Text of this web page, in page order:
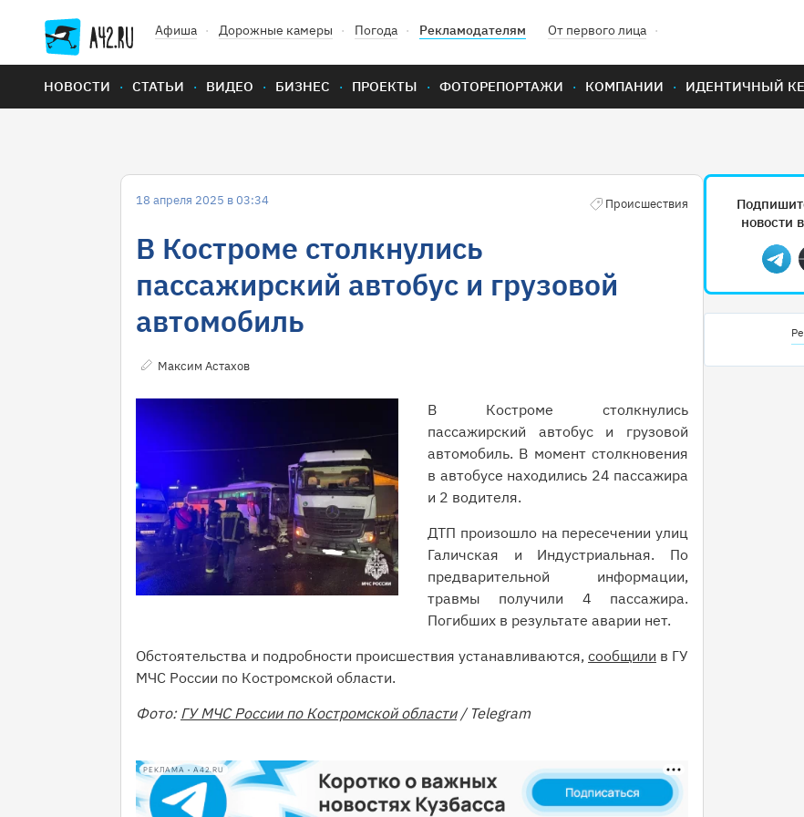
Афиша Дорожные камеры Погода Рекламодателям От первого лица
НОВОСТИ СТАТЬИ ВИДЕО БИЗНЕС ПРОЕКТЫ ФОТОРЕПОРТАЖИ КОМПАНИИ ИДЕНТИЧНЫЙ
18 апреля 2025 в 03:34 Происшествия
В Костроме столкнулись
пассажирский автобус и грузовой
автомобиль
Максим Астахов
В Костроме столкнулись
пассажирский автобус и грузовой
автомобиль. В момент столкновения
в автобусе находились 24 пассажира
и 2 водителя.
ДТП произошло на пересечении улиц
Галичская и Индустриальная. По
предварительной информации,
травмы получили 4 пассажира.
Погибших в результате аварии нет.
Обстоятельства и подробности происшествия устанавливаются, сообщили в ГУ
МЧС России по Костромской области.
Фото: ГУ МЧС России по Костромской области/ Telegram
РЕКЛАМА • A42.RU
новости